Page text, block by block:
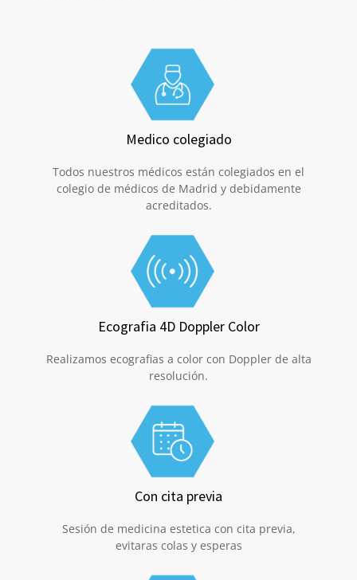
Medico colegiado
Todos nuestros médicos están colegiados en el
colegio de médicos de Madrid y debidamente
acreditados.
Ecografia 4D Doppler Color
Realizamos ecografias a color con Doppler de alta
resolución.
Con cita previa
Sesión de medicina estetica con cita previa,
evitaras colas y esperas